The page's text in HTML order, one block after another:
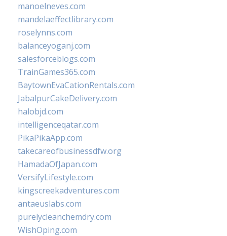
manoelneves.com
mandelaeffectlibrary.com
roselynns.com
balanceyoganj.com
salesforceblogs.com
TrainGames365.com
BaytownEvaCationRentals.com
JabalpurCakeDelivery.com
halobjd.com
intelligenceqatar.com
PikaPikaApp.com
takecareofbusinessdfw.org
HamadaOfJapan.com
VersifyLifestyle.com
kingscreekadventures.com
antaeuslabs.com
purelycleanchemdry.com
WishOping.com